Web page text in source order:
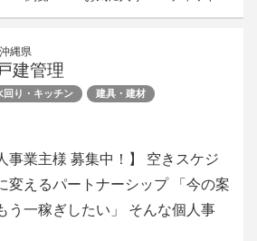
縄県
建管理
回り・キッチン 建具・建材
事業主様 募集中！】 空きスケジ
変えるパートナーシップ 「今の案
う一稼ぎしたい」 そんな個人事